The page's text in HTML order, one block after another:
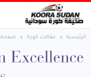
الرئيسية مقالات كورة صفحة 2٬205